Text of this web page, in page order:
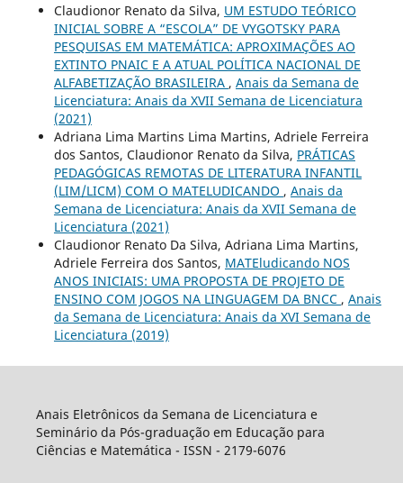
Claudionor Renato da Silva, UM ESTUDO TEÓRICO
INICIAL SOBRE A “ESCOLA” DE VYGOTSKY PARA
PESQUISAS EM MATEMÁTICA: APROXIMAÇÕES AO
EXTINTO PNAIC E A ATUAL POLÍTICA NACIONAL DE
ALFABETIZAÇÃO BRASILEIRA , Anais da Semana de
Licenciatura: Anais da XVII Semana de Licenciatura
(2021)
Adriana Lima Martins Lima Martins, Adriele Ferreira
dos Santos, Claudionor Renato da Silva, PRÁTICAS
PEDAGÓGICAS REMOTAS DE LITERATURA INFANTIL
(LIM/LICM) COM O MATELUDICANDO , Anais da
Semana de Licenciatura: Anais da XVII Semana de
Licenciatura (2021)
Claudionor Renato Da Silva, Adriana Lima Martins,
Adriele Ferreira dos Santos, MATEludicando NOS
ANOS INICIAIS: UMA PROPOSTA DE PROJETO DE
ENSINO COM JOGOS NA LINGUAGEM DA BNCC , Anais
da Semana de Licenciatura: Anais da XVI Semana de
Licenciatura (2019)
Anais Eletrônicos da Semana de Licenciatura e
Seminário da Pós-graduação em Educação para
Ciências e Matemática - ISSN - 2179-6076